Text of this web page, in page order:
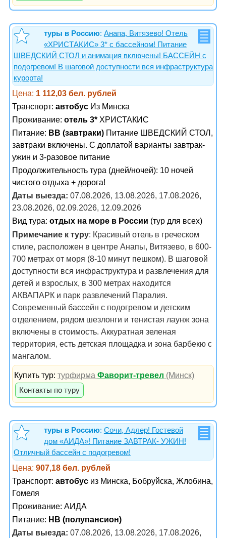
туры в Россию: Анапа, Витязево! Отель
«ХРИСТАКИС» 3* с бассейном! Питание
ШВЕДСКИЙ СТОЛ и анимация включены! БАССЕЙН с
подогревом! В шаговой доступности вся инфраструктура
курорта!
Цена: 1 112,03 бел. рублей
Транспорт: автобус Из Минска
Проживание: отель 3* ХРИСТАКИС
Питание: BB (завтраки) Питание ШВЕДСКИЙ СТОЛ,
завтраки включены. С доплатой варианты завтрак-
ужин и 3-разовое питание
Продолжительность тура (дней/ночей): 10 ночей
чистого отдыха + дорога!
Даты выезда: 07.08.2026, 13.08.2026, 17.08.2026,
23.08.2026, 02.09.2026, 12.09.2026
Вид тура: отдых на море в России (тур для всех)
Примечание к туру: Красивый отель в греческом
стиле, расположен в центре Анапы, Витязево, в 600-
700 метрах от моря (8-10 минут пешком). В шаговой
доступности вся инфраструктура и развлечения для
детей и взрослых, в 300 метрах находится
АКВАПАРК и парк развлечений Паралия.
Современный бассейн с подогревом и детским
отделением, рядом шезлонги и тенистая лаунж зона
включены в стоимость. Аккуратная зеленая
территория, есть детская площадка и зона барбекю с
мангалом.
Купить тур:турфирмаФаворит-тревел (Минск)
Контакты по туру
туры в Россию: Сочи, Адлер! Гостевой
дом «АИДА»! Питание ЗАВТРАК- УЖИН!
Отличный бассейн с подогревом!
Цена: 907,18 бел. рублей
Транспорт: автобус из Минска, Бобруйска, Жлобина,
Гомеля
Проживание: АИДА
Питание: HB (полупансион)
Даты выезда: 07.08.2026, 13.08.2026, 17.08.2026,